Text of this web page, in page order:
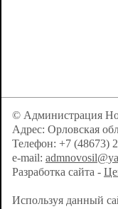
© Администрация
Адрес: Орловская
Телефон: +7 (48673)
e-mail:
Разработка сайта -
Используя данный